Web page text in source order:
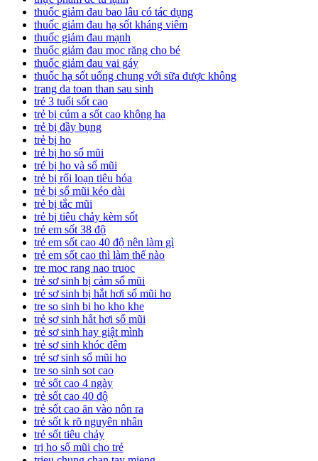
thuốc giảm đau bao lâu có tác dụng
thuốc giảm đau hạ sốt kháng viêm
thuốc giảm đau mạnh
thuốc giảm đau mọc răng cho bé
thuốc giảm đau vai gáy
thuốc hạ sốt uống chung với sữa được không
trang da toan than sau sinh
trẻ 3 tuổi sốt cao
trẻ bị cúm a sốt cao không hạ
trẻ bị đầy bụng
trẻ bị ho
trẻ bị ho sổ mũi
trẻ bị ho và sổ mũi
trẻ bị rối loạn tiêu hóa
trẻ bị sổ mũi kéo dài
trẻ bị tắc mũi
trẻ bị tiêu chảy kèm sốt
trẻ em sốt 38 độ
trẻ em sốt cao 40 độ nên làm gì
trẻ em sốt cao thì làm thế nào
tre moc rang nao truoc
trẻ sơ sinh bị cảm sổ mũi
trẻ sơ sinh bị hắt hơi sổ mũi ho
tre so sinh bi ho kho khe
trẻ sơ sinh hắt hơi sổ mũi
trẻ sơ sinh hay giật mình
trẻ sơ sinh khóc đêm
trẻ sơ sinh sổ mũi ho
tre so sinh sot cao
trẻ sốt cao 4 ngày
trẻ sốt cao 40 độ
trẻ sốt cao ăn vào nôn ra
trẻ sốt k rõ nguyên nhân
trẻ sốt tiêu chảy
trị ho sổ mũi cho trẻ